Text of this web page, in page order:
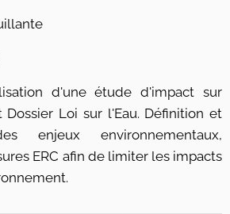
d'une étude d'impact sur
Loi sur l'Eau. Définition et
enjeux environnementaux,
ERC afin de limiter les impacts